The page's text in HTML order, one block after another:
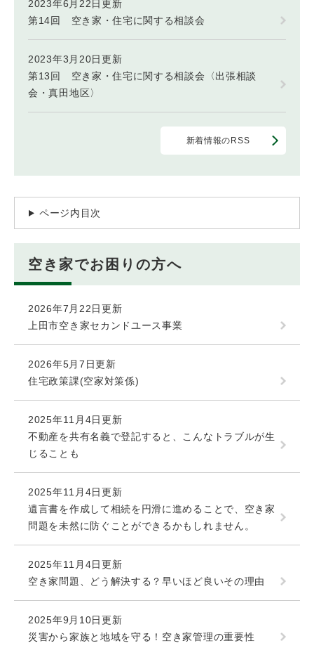
2023年6月22日更新
第14回 空き家・住宅に関する相談会
2023年3月20日更新
第13回 空き家・住宅に関する相談会〈出張相談
会・真田地区〉
新着情報のRSS
ページ内目次
空き家でお困りの方へ
2026年7月22日更新
上田市空き家セカンドユース事業
2026年5月7日更新
住宅政策課(空家対策係)
2025年11月4日更新
不動産を共有名義で登記すると、こんなトラブルが生
じることも
2025年11月4日更新
遺言書を作成して相続を円滑に進めることで、空き家
問題を未然に防ぐことができるかもしれません。
2025年11月4日更新
空き家問題、どう解決する？早いほど良いその理由
2025年9月10日更新
災害から家族と地域を守る！空き家管理の重要性